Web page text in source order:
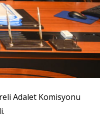
Adalet Komisyonu